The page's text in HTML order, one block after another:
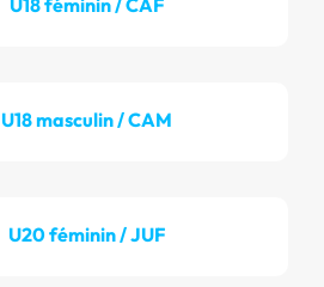
U18 masculin / CAM
U20 féminin / JUF